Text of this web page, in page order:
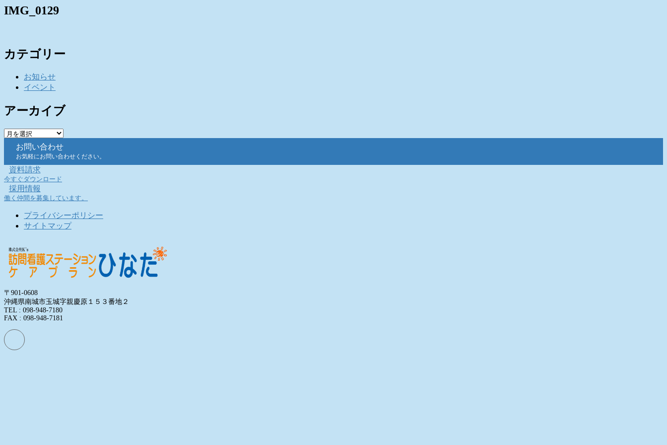
IMG_0129
カテゴリー
お知らせ
イベント
アーカイブ
ア
イ
ブ
お問い合わせ
お気軽にお問い合わせください。
資料請求
今すぐダウンロード
採用情報
働く仲間を募集しています。
プライバシーポリシー
サイトマップ
〒901-0608
沖縄県南城市玉城字親慶原１５３番地２
TEL : 098-948-7180
FAX : 098-948-7181